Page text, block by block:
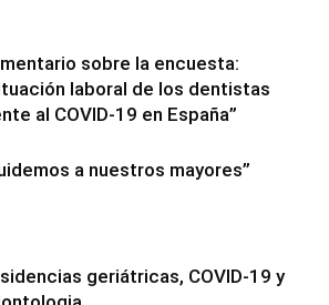
sobre la encuesta:
laboral de los dentistas
al COVID-19 en España”
a nuestros mayores”
geriátricas, COVID-19 y